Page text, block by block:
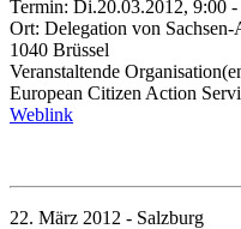
Termin: Di.20.03.2012, 9:00 -
Ort: Delegation von
1040 Brüssel
Veranstaltende
European Citizen Action
Weblink
22. März 2012 - Salzburg